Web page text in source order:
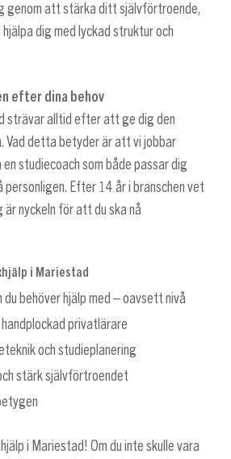
genom att stärka ditt självförtroende,
dig med lyckad struktur och
efter dina behov
strävar alltid efter att ge dig den
Vad detta betyder är att vi jobbar
studiecoach som både passar dig
personligen. Efter 14 år i branschen vet
är nyckeln för att du ska nå
i Mariestad
du behöver hjälp med – oavsett nivå
privatlärare
och studieplanering
stärk självförtroendet
i Mariestad! Om du inte skulle vara